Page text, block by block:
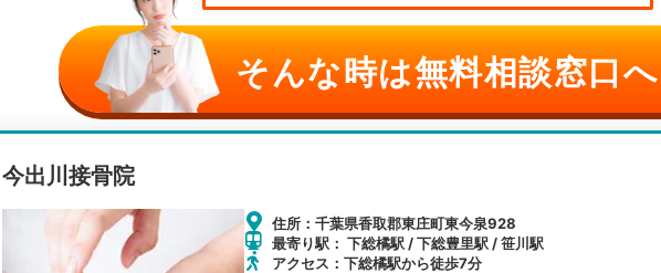
そんな時は無料相談窓口へ
今出川接骨院
住所：千葉県香取郡東庄町東今泉928
最寄り駅： 下総橘駅 / 下総豊里駅 / 笹川駅
アクセス：下総橘駅から徒歩7分